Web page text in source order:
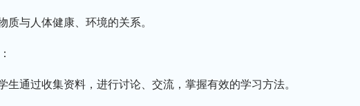
质与人体健康、环境的关系。
生通过收集资料，进行讨论、交流，掌握有效的学习方法。